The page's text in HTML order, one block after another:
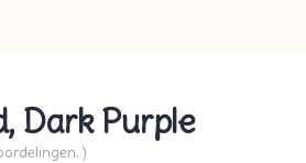
Dark Purple
)